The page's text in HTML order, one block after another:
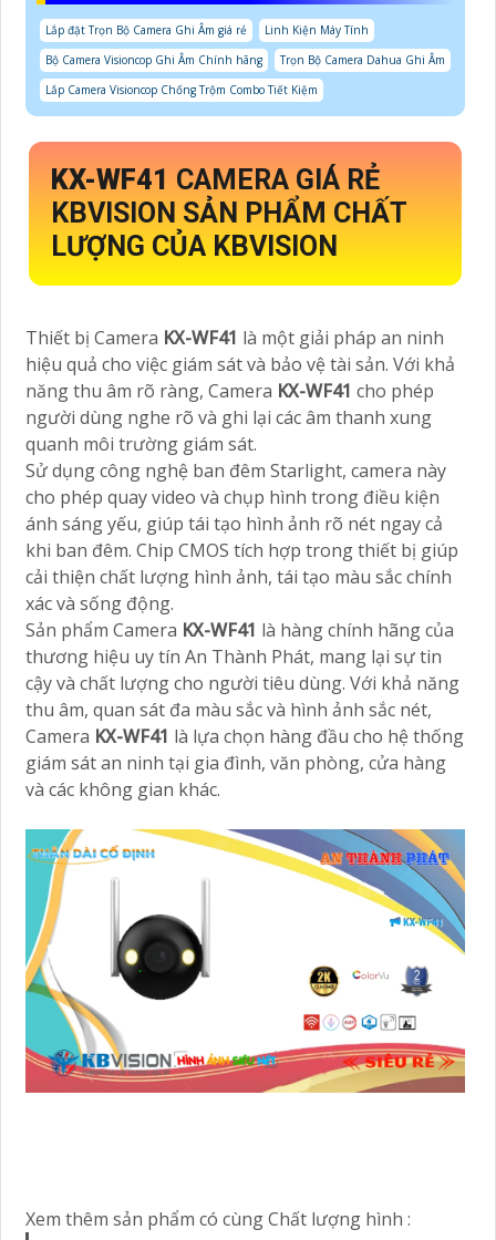
Lắp đặt Trọn Bộ Camera Ghi Âm giá rẻ
Linh Kiện Máy Tính
Bộ Camera Visioncop Ghi Âm Chính hãng
Trọn Bộ Camera Dahua Ghi Âm
Lắp Camera Visioncop Chống Trộm Combo Tiết Kiệm
KX-WF41 CAMERA GIÁ RẺ
KBVISION SẢN PHẨM CHẤT
LƯỢNG CỦA KBVISION
Thiết bị Camera KX-WF41 là một giải pháp an ninh
hiệu quả cho việc giám sát và bảo vệ tài sản. Với khả
năng thu âm rõ ràng, Camera KX-WF41 cho phép
người dùng nghe rõ và ghi lại các âm thanh xung
quanh môi trường giám sát.
Sử dụng công nghệ ban đêm Starlight, camera này
cho phép quay video và chụp hình trong điều kiện
ánh sáng yếu, giúp tái tạo hình ảnh rõ nét ngay cả
khi ban đêm. Chip CMOS tích hợp trong thiết bị giúp
cải thiện chất lượng hình ảnh, tái tạo màu sắc chính
xác và sống động.
Sản phẩm Camera KX-WF41 là hàng chính hãng của
thương hiệu uy tín An Thành Phát, mang lại sự tin
cậy và chất lượng cho người tiêu dùng. Với khả năng
thu âm, quan sát đa màu sắc và hình ảnh sắc nét,
Camera KX-WF41 là lựa chọn hàng đầu cho hệ thống
giám sát an ninh tại gia đình, văn phòng, cửa hàng
và các không gian khác.
Xem thêm sản phẩm có cùng Chất lượng hình :